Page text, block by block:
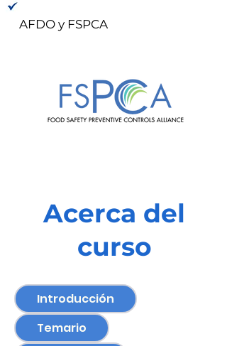
AFDO y FSPCA
Acerca del
curso
Introducción
Temario